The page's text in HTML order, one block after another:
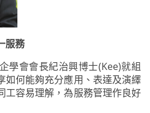
服務
學會會長紀治興博士(Kee)就組
如何能夠充分應用、表達及演繹
工容易理解，為服務管理作良好